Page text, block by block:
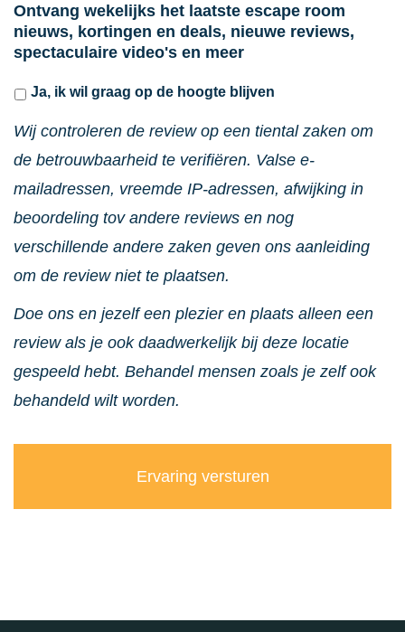
Ontvang wekelijks het laatste escape room
nieuws, kortingen en deals, nieuwe reviews,
spectaculaire video's en meer
Ja, ik wil graag op de hoogte blijven
Wij controleren de review op een tiental zaken om
de betrouwbaarheid te verifiëren. Valse e-
mailadressen, vreemde IP-adressen, afwijking in
beoordeling tov andere reviews en nog
verschillende andere zaken geven ons aanleiding
om de review niet te plaatsen.
Doe ons en jezelf een plezier en plaats alleen een
review als je ook daadwerkelijk bij deze locatie
gespeeld hebt. Behandel mensen zoals je zelf ook
behandeld wilt worden.